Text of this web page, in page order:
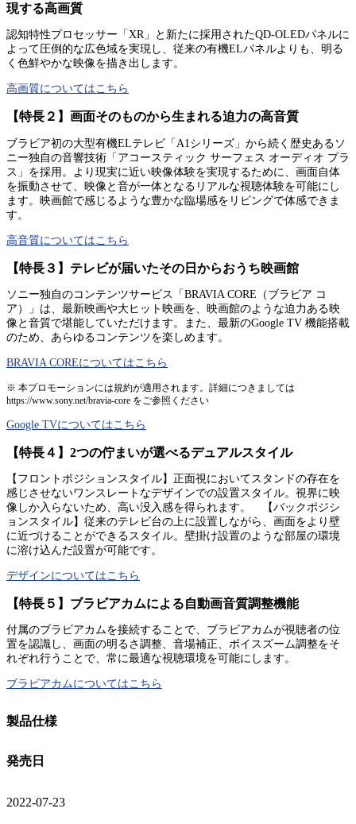
現する高画質
認知特性プロセッサー「XR」と新たに採用されたQD-OLEDパネルに
よって圧倒的な広色域を実現し、従来の有機ELパネルよりも、明る
く色鮮やかな映像を描き出します。
高画質についてはこちら
【特長２】画面そのものから生まれる迫力の高音質
ブラビア初の大型有機ELテレビ「A1シリーズ」から続く歴史あるソ
ニー独自の音響技術「アコースティック サーフェス オーディオ プラ
ス」を採用。より現実に近い映像体験を実現するために、画面自体
を振動させて、映像と音が一体となるリアルな視聴体験を可能にし
ます。映画館で感じるような豊かな臨場感をリビングで体感できま
す。
高音質についてはこちら
【特長３】テレビが届いたその日からおうち映画館
ソニー独自のコンテンツサービス「BRAVIA CORE（ブラビア コ
ア）」は、最新映画や大ヒット映画を、映画館のような迫力ある映
像と音質で堪能していただけます。また、最新のGoogle TV 機能搭載
のため、あらゆるコンテンツを楽しめます。
BRAVIA COREについてはこちら
※ 本プロモーションには規約が適用されます。詳細につきましては
https://www.sony.net/bravia-core をご参照ください
Google TVについてはこちら
【特長４】2つの佇まいが選べるデュアルスタイル
【フロントポジションスタイル】正面視においてスタンドの存在を
感じさせないワンスレートなデザインでの設置スタイル。視界に映
像しか入らないため、高い没入感を得られます。 【バックポジシ
ョンスタイル】従来のテレビ台の上に設置しながら、画面をより壁
に近づけることができるスタイル。壁掛け設置のような部屋の環境
に溶け込んだ設置が可能です。
デザインについてはこちら
【特長５】ブラビアカムによる自動画音質調整機能
付属のブラビアカムを接続することで、ブラビアカムが視聴者の位
置を認識し、画面の明るさ調整、音場補正、ボイスズーム調整をそ
れぞれ行うことで、常に最適な視聴環境を可能にします。
ブラビアカムについてはこちら
製品仕様
発売日
2022-07-23